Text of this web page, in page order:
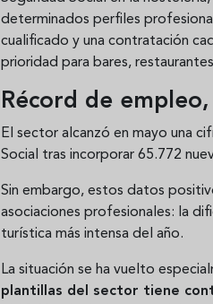
determinados perfiles
cualificado y una contratación
prioridad para bares,
Récord de
El sector alcanzó en mayo una
Social tras incorporar 65.772
Sin embargo, estos datos
asociaciones profesionales: la
turística más intensa del año.
La situación se ha vuelto
plantillas del sector tiene